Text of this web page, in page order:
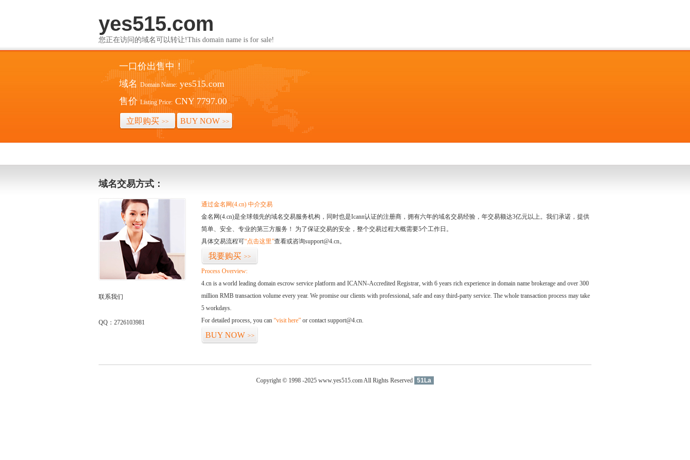
yes515.com
您正在访问的域名可以转让!This domain name is for sale!
一口价出售中！
域名 Domain Name: yes515.com
售价 Listing Price: CNY 7797.00
立即购买 >> BUY NOW >>
域名交易方式：
联系我们
QQ：2726103981
通过金名网(4.cn) 中介交易
金名网(4.cn)是全球领先的域名交易服务机构，同时也是Icann认证的注册商，拥有六年的域名交易经验，年交易额达3亿元以上。我们承诺，提供
简单、安全、专业的第三方服务！ 为了保证交易的安全，整个交易过程大概需要5个工作日。
具体交易流程可“点击这里”查看或咨询support@4.cn。
我要购买 >>
Process Overview:
4.cn is a world leading domain escrow service platform and ICANN-Accredited Registrar, with 6 years rich experience in domain name brokerage and over 300
million RMB transaction volume every year. We promise our clients with professional, safe and easy third-party service. The whole transaction process may take
5 workdays.
For detailed process, you can “visit here” or contact support@4.cn.
BUY NOW >>
Copyright © 1998 -2025 www.yes515.com All Rights Reserved 51La